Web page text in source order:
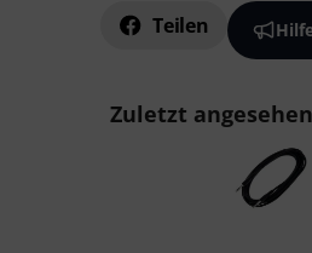
Teilen
Zuletzt